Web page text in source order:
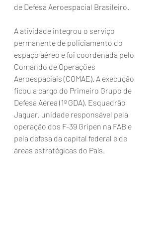
de Defesa Aeroespacial Brasileiro.
A atividade integrou o serviço
permanente de policiamento do
espaço aéreo e foi coordenada pelo
Comando de Operações
Aeroespaciais (COMAE). A execução
ficou a cargo do Primeiro Grupo de
Defesa Aérea (1º GDA), Esquadrão
Jaguar, unidade responsável pela
operação dos F-39 Gripen na FAB e
pela defesa da capital federal e de
áreas estratégicas do País.